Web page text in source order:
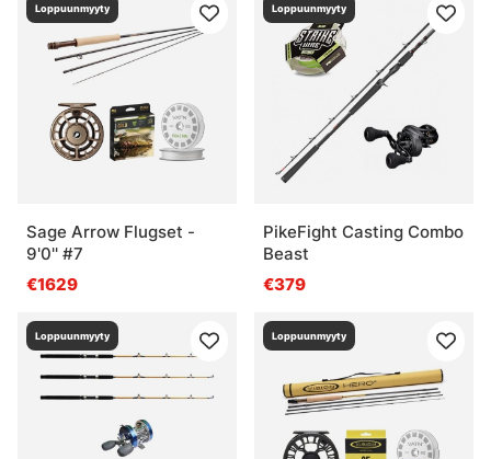
Loppuunmyyty
Sage Arrow Flugset -
9'0'' #7
€1629
Loppuunmyyty
PikeFight Casting Combo
Beast
€379
Loppuunmyyty Loppuunmyyty